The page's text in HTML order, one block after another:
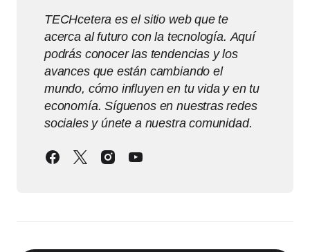
TECHcetera es el sitio web que te
acerca al futuro con la tecnología. Aquí
podrás conocer las tendencias y los
avances que están cambiando el
mundo, cómo influyen en tu vida y en tu
economía. Síguenos en nuestras redes
sociales y únete a nuestra comunidad.